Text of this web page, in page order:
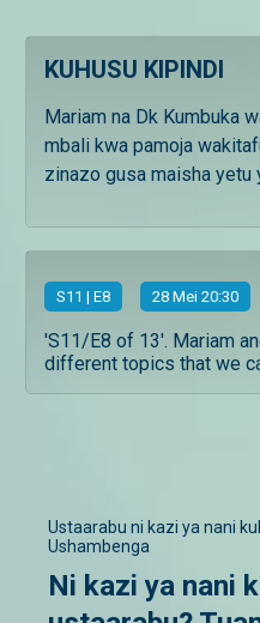
KUHUSU KIPINDI
Mariam na Dk Kumbuka
mbali kwa pamoja
zinazo gusa maisha yetu
S11 | E8 28 Mei 20:30
'S11/E8 of 13'. Mariam
different topics that we
Ustaarabu ni kazi ya nani
Ushambenga
Ni kazi ya nani